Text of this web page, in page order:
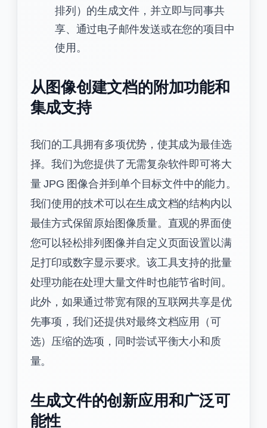
排列）的生成文件，并立即与同事共
享、通过电子邮件发送或在您的项目中
使用。
从图像创建文档的附加功能和
集成支持
我们的工具拥有多项优势，使其成为最佳选
择。我们为您提供了无需复杂软件即可将大
量 JPG 图像合并到单个目标文件中的能力。
我们使用的技术可以在生成文档的结构内以
最佳方式保留原始图像质量。直观的界面使
您可以轻松排列图像并自定义页面设置以满
足打印或数字显示要求。该工具支持的批量
处理功能在处理大量文件时也能节省时间。
此外，如果通过带宽有限的互联网共享是优
先事项，我们还提供对最终文档应用（可
选）压缩的选项，同时尝试平衡大小和质
量。
生成文件的创新应用和广泛可
能性